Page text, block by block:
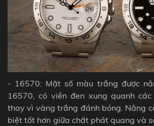
- 16570: Mặt số màu trắng được
16570, có viền đen xung quanh
thay vì vàng trắng đánh bóng. Nâng
biệt tốt hơn giữa chất phát quang và